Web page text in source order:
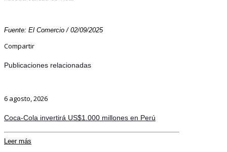
Fuente: El Comercio / 02/09/2025
Compartir
Publicaciones relacionadas
6 agosto, 2026
Coca-Cola invertirá US$1.000 millones en Perú
Leer más